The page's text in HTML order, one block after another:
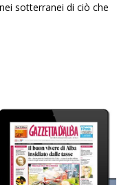
sotterranei di ciò che